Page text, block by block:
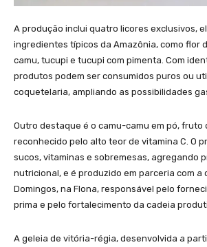
A produção inclui quatro licores exclusivos,
ingredientes típicos da Amazônia, como flor
camu, tucupi e tucupi com pimenta. Com
produtos podem ser consumidos puros ou
coquetelaria, ampliando as possibilidades
Outro destaque é o camu-camu em pó, fruto
reconhecido pelo alto teor de vitamina C. O
sucos, vitaminas e sobremesas, agregando
nutricional, e é produzido em parceria com a
Domingos, na Flona, responsável pelo
prima e pelo fortalecimento da cadeia
A geleia de vitória-régia, desenvolvida a